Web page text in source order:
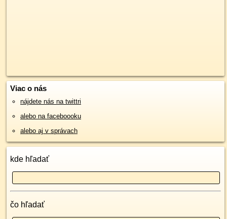
Viac o nás
nájdete nás na twittri
alebo na faceboooku
alebo aj v správach
kde hľadať
čo hľadať